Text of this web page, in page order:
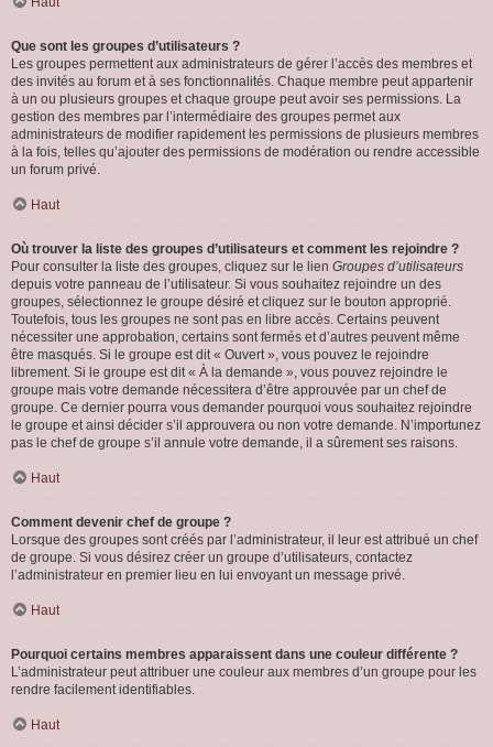
Que sont les groupes d’utilisateurs ?
Les groupes permettent aux administrateurs de gérer l’accès des membres et
des invités au forum et à ses fonctionnalités. Chaque membre peut appartenir
à un ou plusieurs groupes et chaque groupe peut avoir ses permissions. La
gestion des membres par l’intermédiaire des groupes permet aux
administrateurs de modifier rapidement les permissions de plusieurs membres
à la fois, telles qu’ajouter des permissions de modération ou rendre accessible
un forum privé.
Haut
Où trouver la liste des groupes d’utilisateurs et comment les rejoindre ?
Pour consulter la liste des groupes, cliquez sur le lien Groupes d’utilisateurs
depuis votre panneau de l’utilisateur. Si vous souhaitez rejoindre un des
groupes, sélectionnez le groupe désiré et cliquez sur le bouton approprié.
Toutefois, tous les groupes ne sont pas en libre accès. Certains peuvent
nécessiter une approbation, certains sont fermés et d’autres peuvent même
être masqués. Si le groupe est dit « Ouvert », vous pouvez le rejoindre
librement. Si le groupe est dit « À la demande », vous pouvez rejoindre le
groupe mais votre demande nécessitera d’être approuvée par un chef de
groupe. Ce dernier pourra vous demander pourquoi vous souhaitez rejoindre
le groupe et ainsi décider s’il approuvera ou non votre demande. N’importunez
pas le chef de groupe s’il annule votre demande, il a sûrement ses raisons.
Haut
Comment devenir chef de groupe ?
Lorsque des groupes sont créés par l’administrateur, il leur est attribué un chef
de groupe. Si vous désirez créer un groupe d’utilisateurs, contactez
l’administrateur en premier lieu en lui envoyant un message privé.
Haut
Pourquoi certains membres apparaissent dans une couleur différente ?
L’administrateur peut attribuer une couleur aux membres d’un groupe pour les
rendre facilement identifiables.
Haut